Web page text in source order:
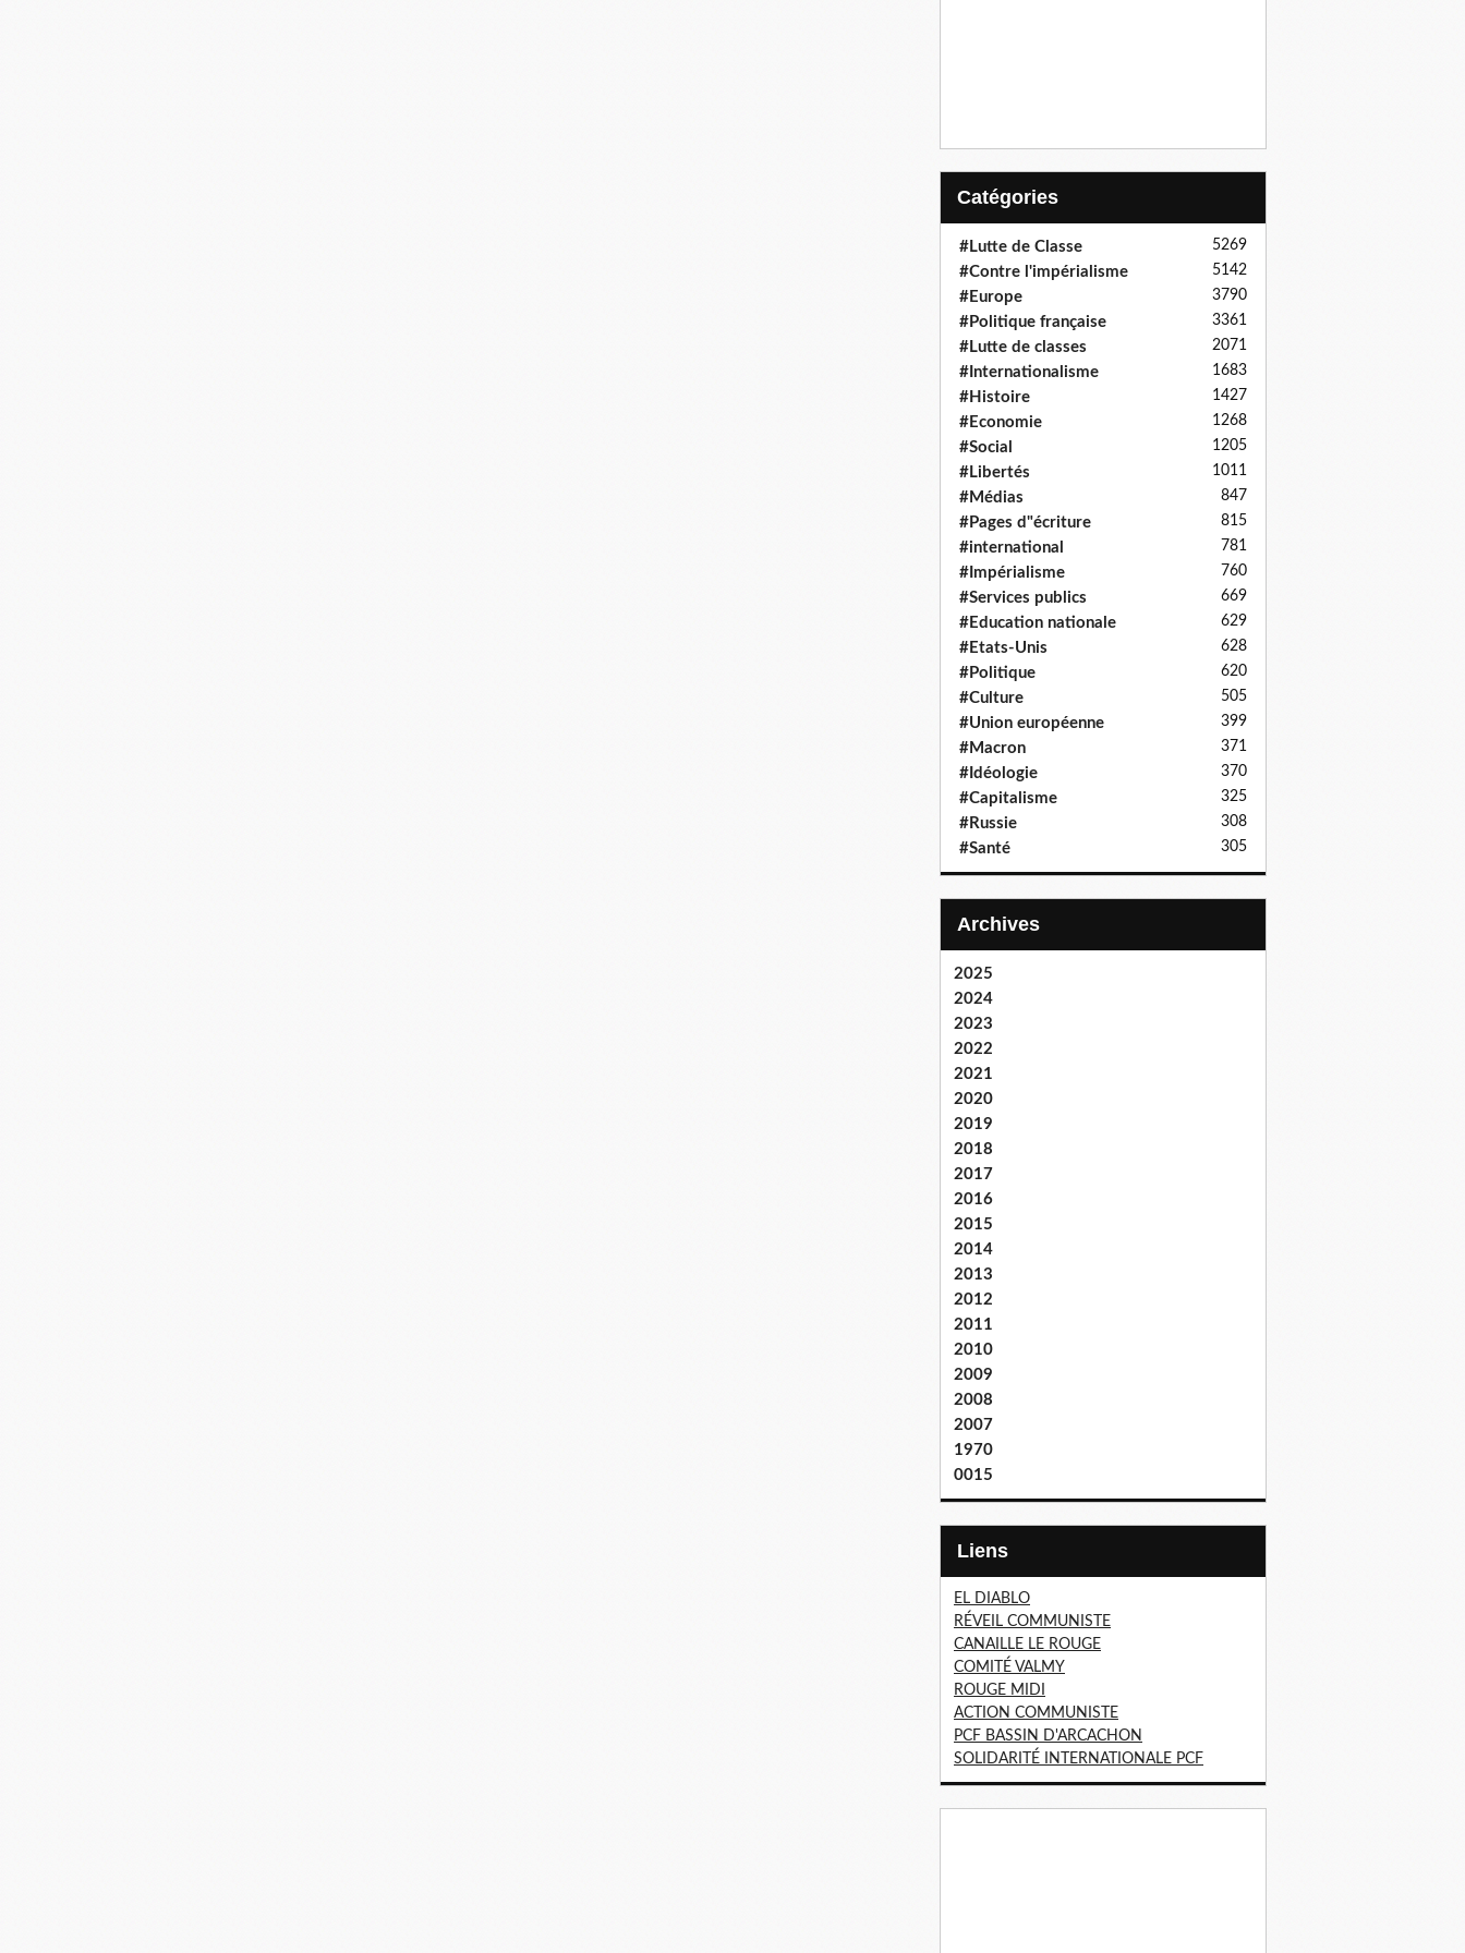
Catégories
#Lutte de Classe 5269
#Contre l'impérialisme 5142
#Europe 3790
#Politique française 3361
#Lutte de classes 2071
#Internationalisme 1683
#Histoire 1427
#Economie 1268
#Social 1205
#Libertés 1011
#Médias 847
#Pages d"écriture 815
#international 781
#Impérialisme 760
#Services publics 669
#Education nationale 629
#Etats-Unis 628
#Politique 620
#Culture 505
#Union européenne 399
#Macron 371
#Idéologie 370
#Capitalisme 325
#Russie 308
#Santé 305
Archives
2025
2024
2023
2022
2021
2020
2019
2018
2017
2016
2015
2014
2013
2012
2011
2010
2009
2008
2007
1970
0015
Liens
EL DIABLO
RÉVEIL COMMUNISTE
CANAILLE LE ROUGE
COMITÉ VALMY
ROUGE MIDI
ACTION COMMUNISTE
PCF BASSIN D'ARCACHON
SOLIDARITÉ INTERNATIONALE PCF